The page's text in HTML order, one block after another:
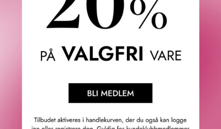
Om Fredrik & Louisa
Autorisert forhandler
Våre butikker
Personvern